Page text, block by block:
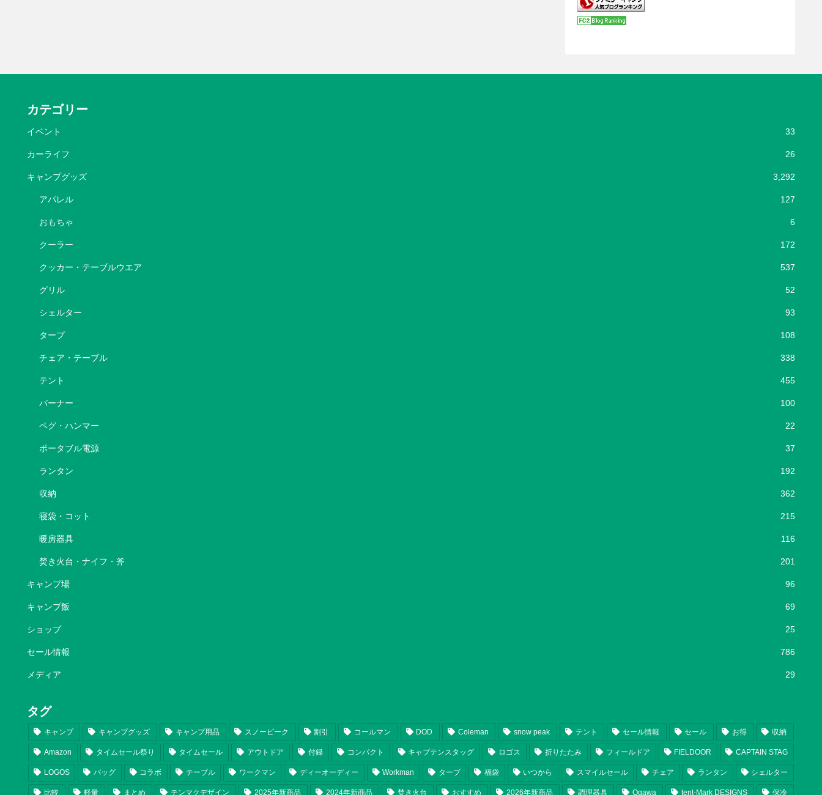
カテゴリー
イベント 33
カーライフ 26
キャンプグッズ 3,292
アパレル 127
おもちゃ 6
クーラー 172
クッカー・テーブルウエア 537
グリル 52
シェルター 93
タープ 108
チェア・テーブル 338
テント 455
バーナー 100
ペグ・ハンマー 22
ポータブル電源 37
ランタン 192
収納 362
寝袋・コット 215
暖房器具 116
焚き火台・ナイフ・斧 201
キャンプ場 96
キャンプ飯 69
ショップ 25
セール情報 786
メディア 29
タグ
キャンプ キャンプグッズ キャンプ用品 スノーピーク 割引 コールマン DOD Coleman snow peak テント セール情報 セール お得 収納
Amazon タイムセール祭り タイムセール アウトドア 付録 コンパクト キャプテンスタッグ ロゴス 折りたたみ フィールドア FIELDOOR CAPTAIN STAG
LOGOS バッグ コラボ テーブル ワークマン ディーオーディー Workman タープ 福袋 いつから スマイルセール チェア ランタン シェルター
比較 軽量 まとめ テンマクデザイン 2025年新商品 2024年新商品 焚き火台 おすすめ 2026年新商品 調理器具 Ogawa tent-Mark DESIGNS 保冷